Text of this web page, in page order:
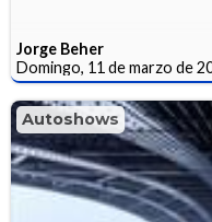
Jorge Beher
Domingo, 11 de marzo de
Autoshows